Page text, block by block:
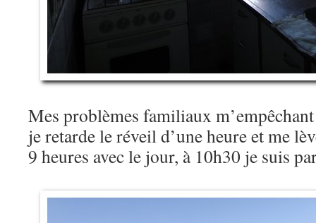
Mes problèmes familiaux
je retarde le réveil d’une heure et me
9 heures avec le jour, à 10h30 je suis